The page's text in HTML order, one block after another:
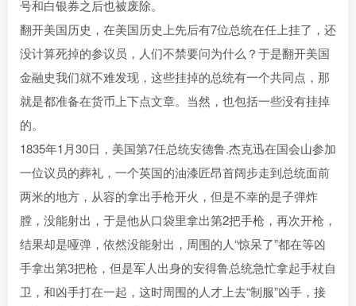
号和白银券之后也被废除。
翻开美国历史，在美国历史上先后有7位总统在任上挂了，还
没计算死掉的参议员，人们不禁要问为什么？于是翻开美国
金融史我们就不难发现，这些挂掉的总统有一个共同点，那
就是都准备在货币上下点文章。当然，也包括一些没有挂掉
的。
1835年1月30日，美国第7任总统安德鲁.杰克迅在国会山参加
一位议员的葬礼，一个英国的油漆匠昂首阔步走到总统面前
两米的地方，从容的拿出手枪开火，但是不幸的是子弹炸
膛，没能射出，于是他从口袋里拿出第2把手枪，再次开枪，
结果却是哑弹，依然没能射出，周围的人“惊呆了”都在等凶
手拿出第3把枪，但是军人出身的安得鲁总统急忙拿起手杖自
卫，和凶手打在一起，这时周围的人才上去“制服”凶手，接